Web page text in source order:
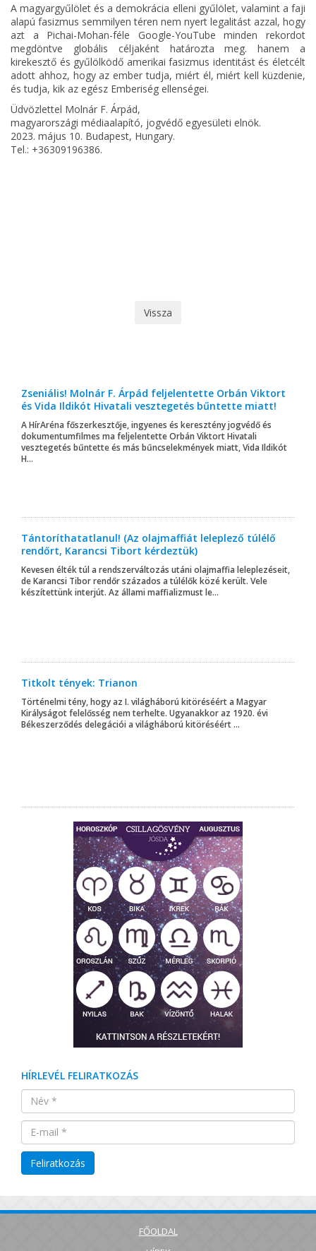
A magyargyűlölet és a demokrácia elleni gyűlölet, valamint a faji
alapú fasizmus semmilyen téren nem nyert legalitást azzal, hogy
azt a Pichai-Mohan-féle Google-YouTube minden rekordot
megdöntve globális céljaként határozta meg. hanem a
kirekesztő és gyűlölködő amerikai fasizmus identitást és életcélt
adott ahhoz, hogy az ember tudja, miért él, miért kell küzdenie,
és tudja, kik az egész Emberiség ellenségei.
Üdvözlettel Molnár F. Árpád,
magyarországi médiaalapító, jogvédő egyesületi elnök.
2023. május 10. Budapest, Hungary.
Tel.: +36309196386.
Vissza
Zseniális! Molnár F. Árpád feljelentette Orbán Viktort
és Vida Ildikót Hivatali vesztegetés bűntette miatt!
A HírAréna főszerkesztője, ingyenes és keresztény jogvédő és
dokumentumfilmes ma feljelentette Orbán Viktort Hivatali
vesztegetés bűntette és más bűncselekmények miatt, Vida Ildikót
H...
Tántoríthatatlanul! (Az olajmaffiát leleplező túlélő
rendőrt, Karancsi Tibort kérdeztük)
Kevesen élték túl a rendszerváltozás utáni olajmaffia leleplezéseit,
de Karancsi Tibor rendőr százados a túlélők közé került. Vele
készítettünk interjút. Az állami maffializmust le...
Titkolt tények: Trianon
Történelmi tény, hogy az I. világháború kitöréséért a Magyar
Királyságot felelősség nem terhelte. Ugyanakkor az 1920. évi
Békeszerződés delegációi a világháború kitöréséért ...
HÍRLEVÉL FELIRATKOZÁS
FŐOLDAL